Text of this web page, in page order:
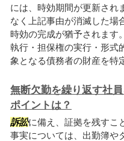
には、時効期間が更新され
なく上記事由が消滅した場
時効の完成が猶予されます
執行・担保権の実行・形式
象となる債務者の財産を特
無断欠勤を繰り返す社
ポイントは？
訴訟に備え、証拠を残すこ
事実については、出勤簿や